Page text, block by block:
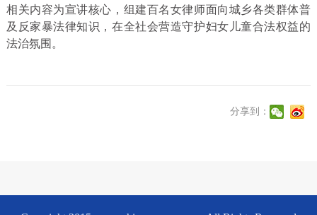
相关内容为宣讲核心，组建百名女律师面向城乡各类群体普
及反家暴法律知识，在全社会营造守护妇女儿童合法权益的
法治氛围。
分享到：